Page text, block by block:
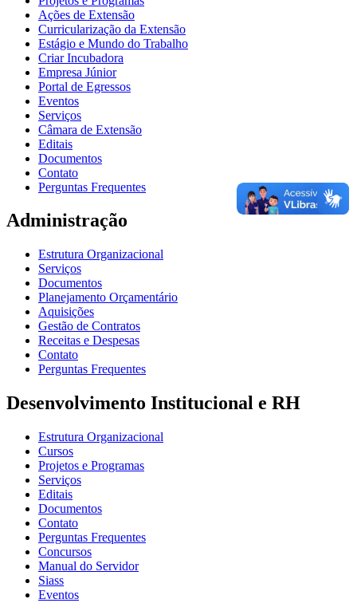
Ações de Extensão
Curricularização da Extensão
Estágio e Mundo do Trabalho
Criar Incubadora
Empresa Júnior
Portal de Egressos
Eventos
Serviços
Câmara de Extensão
Editais
Documentos
Contato
Perguntas Frequentes
Administração
Estrutura Organizacional
Serviços
Documentos
Planejamento Orçamentário
Aquisições
Gestão de Contratos
Receitas e Despesas
Contato
Perguntas Frequentes
Desenvolvimento Institucional e RH
Estrutura Organizacional
Cursos
Projetos e Programas
Serviços
Editais
Documentos
Contato
Perguntas Frequentes
Concursos
Manual do Servidor
Siass
Eventos